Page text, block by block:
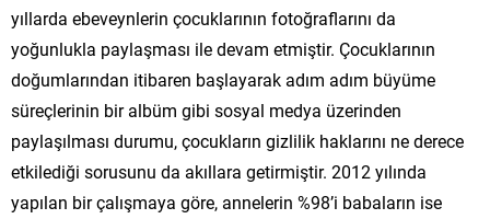
yıllarda ebeveynlerin çocuklarının fotoğraflarını da
yoğunlukla paylaşması ile devam etmiştir. Çocuklarının
doğumlarından itibaren başlayarak adım adım büyüme
süreçlerinin bir albüm gibi sosyal medya üzerinden
paylaşılması durumu, çocukların gizlilik haklarını ne derece
etkilediği sorusunu da akıllara getirmiştir. 2012 yılında
yapılan bir çalışmaya göre, annelerin %98’i babaların ise